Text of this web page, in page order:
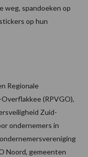
weg, spandoeken op
op hun
Regionale
(RPVGO),
Zuid-
ondernemers in
Noord, gemeenten